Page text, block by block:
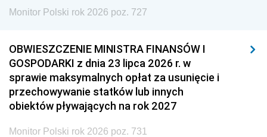
Monitor Polski rok 2026 poz. 727
OBWIESZCZENIE MINISTRA FINANSÓW I
GOSPODARKI z dnia 23 lipca 2026 r. w
sprawie maksymalnych opłat za usunięcie i
przechowywanie statków lub innych
obiektów pływających na rok 2027
Monitor Polski rok 2026 poz. 731